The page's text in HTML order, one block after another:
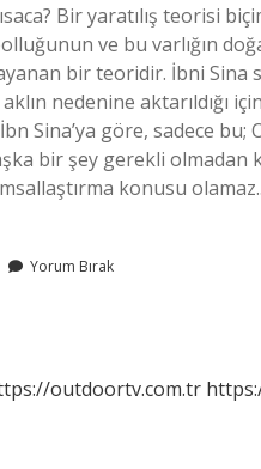
Bir yaratılış teorisi
ve bu varlığın
bir teoridir. İbni Sina
nedenine aktarıldığı
Sina’ya göre, sadece
bir şey gerekli olmadan
konusu
Yorum Bırak
outdoortv.com.tr